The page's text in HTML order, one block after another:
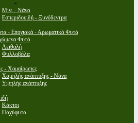
Μίνι - Νάνα
Εσπεριδοειδή - Ξυνόδεντρα
- Εποχιακά - Αρωματικά Φυτά
Φυτά
Αειθαλή
Φυλλοβόλα
- Χαμαίρωπες
Χαμηλής ανάπτυξης - Νάνα
Υψηλής ανάπτυξης
Κάκτοι
Παχύφυτα